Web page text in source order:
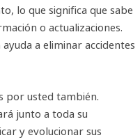
lo que significa que sabe
o actualizaciones.
a eliminar accidentes
por usted también.
junto a toda su
y evolucionar sus